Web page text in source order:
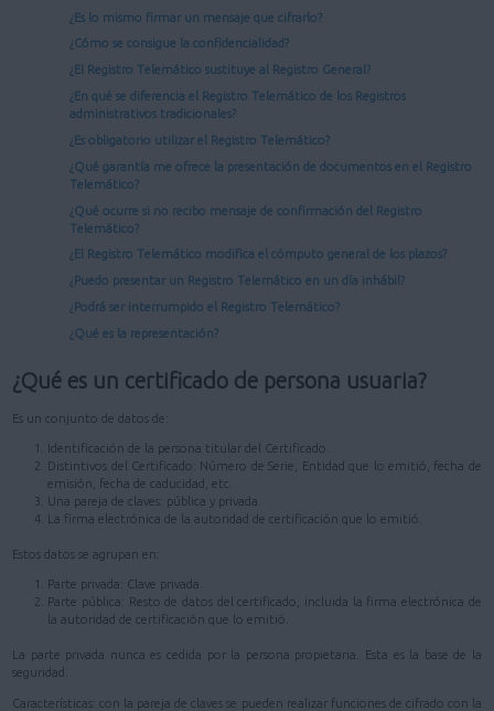
¿Es lo mismo firmar un mensaje que cifrarlo?
¿Cómo se consigue la confidencialidad?
¿El Registro Telemático sustituye al Registro General?
¿En qué se diferencia el Registro Telemático de los Registros
administrativos tradicionales?
¿Es obligatorio utilizar el Registro Telemático?
¿Qué garantía me ofrece la presentación de documentos en el Registro
Telemático?
¿Qué ocurre si no recibo mensaje de confirmación del Registro
Telemático?
¿El Registro Telemático modifica el cómputo general de los plazos?
¿Puedo presentar un Registro Telemático en un día inhábil?
¿Podrá ser interrumpido el Registro Telemático?
¿Qué es la representación?
¿Qué es un certificado de persona usuaria?
Es un conjunto de datos de:
Identificación de la persona titular del Certificado.
Distintivos del Certificado: Número de Serie, Entidad que lo emitió, fecha de
emisión, fecha de caducidad, etc.
Una pareja de claves: pública y privada.
La firma electrónica de la autoridad de certificación que lo emitió.
Estos datos se agrupan en:
Parte privada: Clave privada.
Parte pública: Resto de datos del certificado, incluida la firma electrónica de
la autoridad de certificación que lo emitió.
La parte privada nunca es cedida por la persona propietaria. Esta es la base de la
seguridad.
Características: con la pareja de claves se pueden realizar funciones de cifrado con la